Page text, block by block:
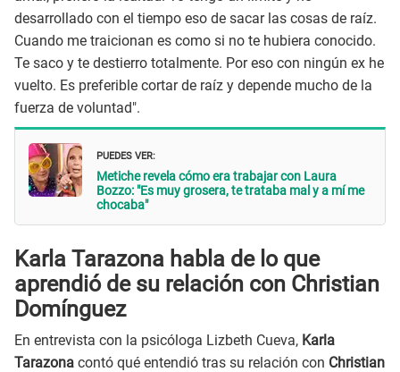
desarrollado con el tiempo eso de sacar las cosas de raíz.
Cuando me traicionan es como si no te hubiera conocido.
Te saco y te destierro totalmente. Por eso con ningún ex he
vuelto. Es preferible cortar de raíz y depende mucho de la
fuerza de voluntad".
PUEDES VER:
Metiche revela cómo era trabajar con Laura
Bozzo: "Es muy grosera, te trataba mal y a mí me
chocaba"
Karla Tarazona habla de lo que
aprendió de su relación con Christian
Domínguez
En entrevista con la psicóloga Lizbeth Cueva, Karla
Tarazona contó qué entendió tras su relación con Christian